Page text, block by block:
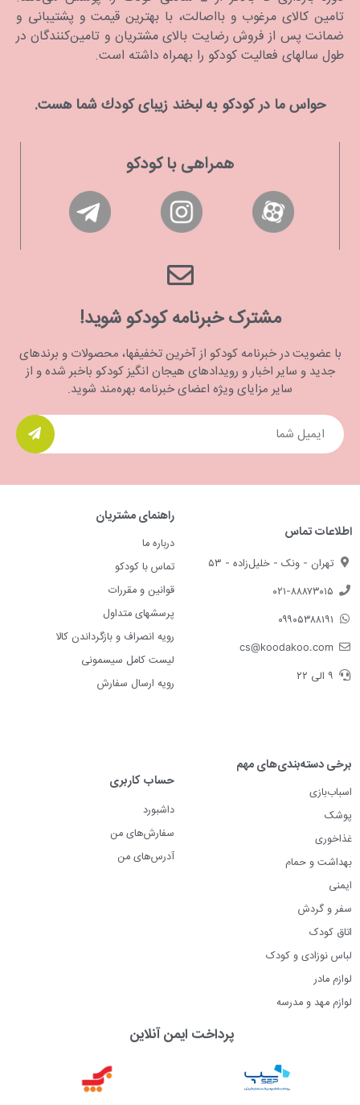
تامین کالای مرغوب و بااصالت، با بهترین قیمت و پشتیبانی و
ضمانت پس از فروش رضایت بالای مشتریان و تامین‌کنندگان در
طول سالهای فعالیت کودکو را بهمراه داشته است.
حواس ما در كودكو به لبخند زیبای كودك شما هست.
همراهی با کودکو
مشترک خبرنامه کودکو شوید!
با عضویت در خبرنامه کودکو از آخرین تخفیفها، محصولات و برندهای
جدید و سایر اخبار و رویدادهای هیجان انگیز کودکو باخبر شده و از
سایر مزایای ویژه اعضای خبرنامه بهره‌مند شوید.
اطلاعات تماس
تهران - ونک - خلیل‌زاده - ۵۳
۰۲۱-۸۸۸۷۳۰۱۵
۰۹۹۰۵۳۸۸۱۹۱
cs@koodakoo.com
۹ الی ۲۲
راهنمای مشتریان
درباره ما
تماس با کودکو
قوانین و مقررات
پرسشهای متداول
رویه انصراف و بازگرداندن کالا
لیست کامل سیسمونی
رویه ارسال سفارش
برخی دسته‌بندی‌های مهم
اسباب‌بازی
پوشک
غذاخوری
بهداشت و حمام
ایمنی
سفر و گردش
اتاق کودک
لباس نوزادی و کودک
لوازم مادر
لوازم مهد و مدرسه
حساب کاربری
داشبورد
سفارش‌های من
آدرس‌های من
پرداخت ایمن آنلاین